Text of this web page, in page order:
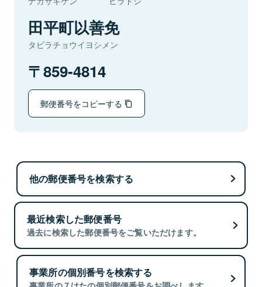
田平町以善免
タビラチョウイヨシメン
859-4814
郵便番号をコピーする
他の郵便番号を検索する
最近検索した郵便番号
過去に検索した郵便番号をご覧いただけます。
事業所の個別番号を検索する